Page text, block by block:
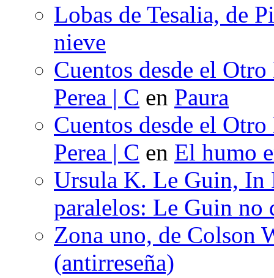
Lobas de Tesalia, de
nieve
Cuentos desde el
Perea | C en Paura
Cuentos desde el
Perea | C en El humo
Ursula K. Le Guin, In
paralelos: Le Guin no
Zona uno, de Colson
(antirreseña)